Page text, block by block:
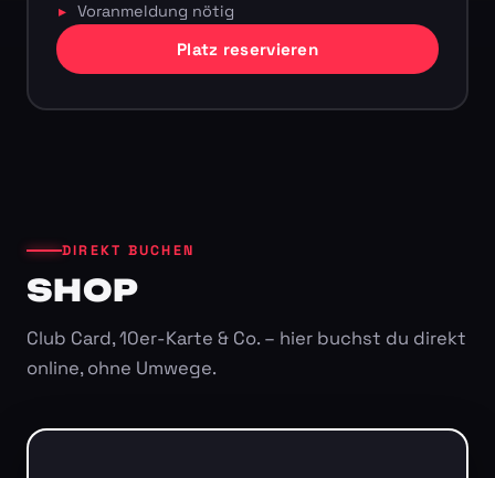
Voranmeldung nötig
Platz reservieren
DIREKT BUCHEN
SHOP
Club Card, 10er-Karte & Co. – hier buchst du direkt
online, ohne Umwege.